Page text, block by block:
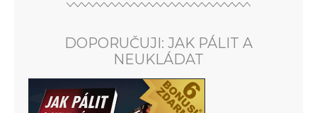
DOPORUČUJI: JAK PÁLIT A
NEUKLÁDAT